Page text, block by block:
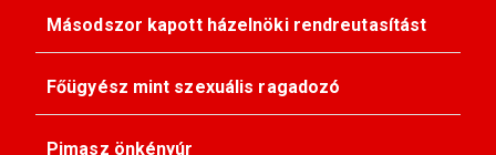
Másodszor kapott házelnöki rendreutasítást
Főügyész mint szexuális ragadozó
Pimasz önkényúr